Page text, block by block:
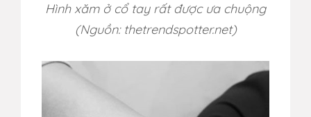
Hình xăm ở cổ tay rất được ưa chuộng
(Nguồn: thetrendspotter.net)